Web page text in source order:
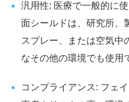
汎用性: 医療で一般的に
面シールドは、研究所、
スプレー、または空気中
なその他の環境でも使用
コンプライアンス: フェ